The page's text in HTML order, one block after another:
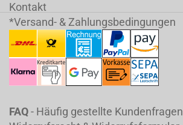
Kontakt
*Versand- & Zahlungsbedingungen
FAQ- Häufig gestellte Kundenfragen